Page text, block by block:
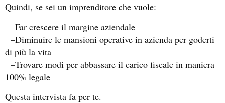
Quindi, se sei un imprenditore che vuole:
–Far crescere il margine aziendale
–Diminuire le mansioni operative in azienda per goderti
di più la vita
–Trovare modi per abbassare il carico fiscale in maniera
100% legale
Questa intervista fa per te.